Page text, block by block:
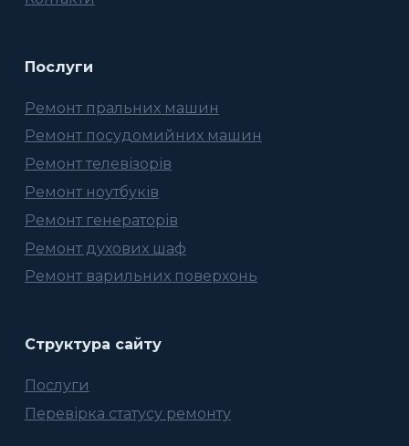
Послуги
Ремонт пральних машин
Ремонт посудомийних машин
Ремонт телевізорів
Ремонт ноутбуків
Ремонт генераторів
Ремонт духових шаф
Ремонт варильних поверхонь
Структура сайту
Послуги
Перевірка статусу ремонту